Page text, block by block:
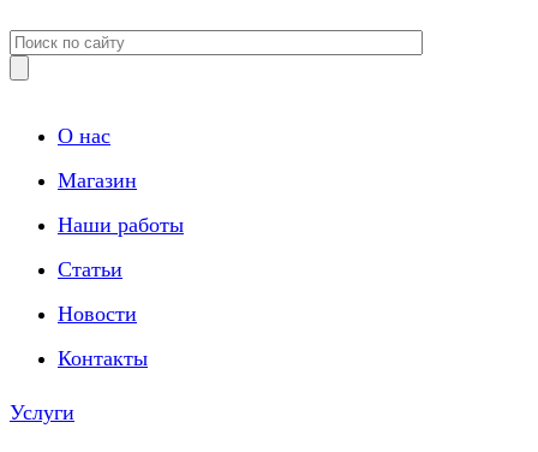
О нас
Магазин
Наши работы
Статьи
Новости
Контакты
Услуги